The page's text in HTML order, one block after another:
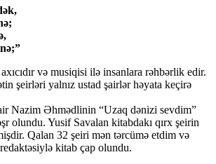
və musiqisi ilə insanlara rəhbərlik edir.
şeirləri yalnız ustad şairlər həyata keçirə
Nazim Əhmədlinin “Uzaq dənizi sevdim”
olundu. Yusif Savalan kitabdakı qırx şeirin
Qalan 32 şeiri mən tərcümə etdim və
kitab çap olundu.